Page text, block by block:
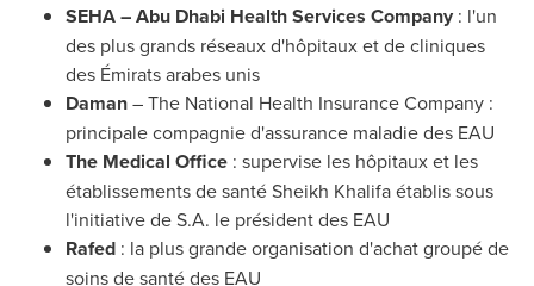
SEHA – Abu Dhabi Health Services Company : l'un
des plus grands réseaux d'hôpitaux et de cliniques
des Émirats arabes unis
Daman–The National Health Insurance Company :
principale compagnie d'assurance maladie des EAU
The Medical Office : supervise les hôpitaux et les
établissements de santéSheikh Khalifaétablis sous
l'initiative de S.A. le président des EAU
Rafed : la plus grande organisation d'achat groupé de
soins de santé des EAU